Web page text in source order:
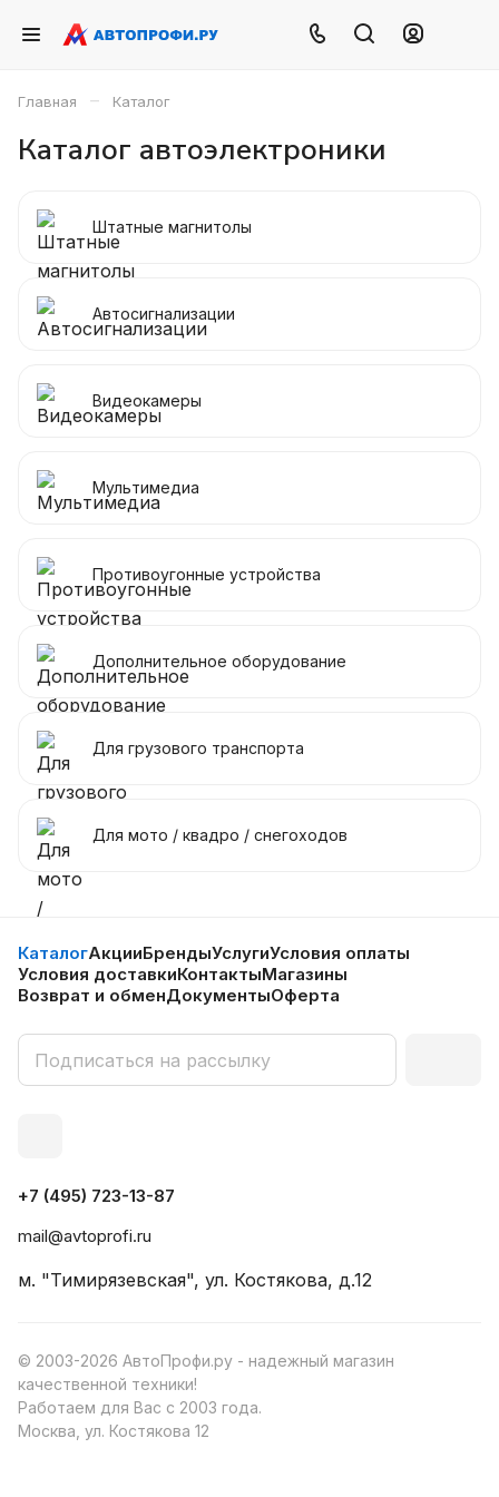
Главная – Каталог
Каталог автоэлектроники
Штатные магнитолы
Автосигнализации
Видеокамеры
Мультимедиа
Противоугонные устройства
Дополнительное оборудование
Для грузового транспорта
Для мото / квадро / снегоходов
КаталогАкцииБрендыУслугиУсловия оплаты
Условия доставкиКонтактыМагазины
Возврат и обменДокументыОферта
+7 (495) 723-13-87
mail@avtoprofi.ru
м. "Тимирязевская", ул. Костякова, д.12
© 2003-2026 АвтоПрофи.ру - надежный магазин
качественной техники!
Работаем для Вас с 2003 года.
Москва, ул. Костякова 12